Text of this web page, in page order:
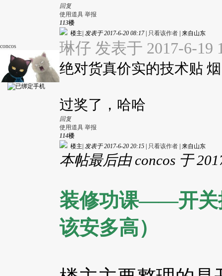
回复
使用道具 举报
concos
113楼
楼主 发表于 2017-6-20 08:17 只看该作者 来自山东
琳仔 发表于 2017-6-19
绝对货真价实的技术贴
过奖了，哈哈
回复
使用道具 举报
114楼
楼主 发表于 2017-6-20 20:15 只看该作者 来自山东
本帖最后由 concos 于
装修功课——开
该安多高）